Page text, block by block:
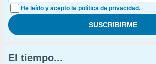
He leído y acepto la política de privacidad.
El tiempo...